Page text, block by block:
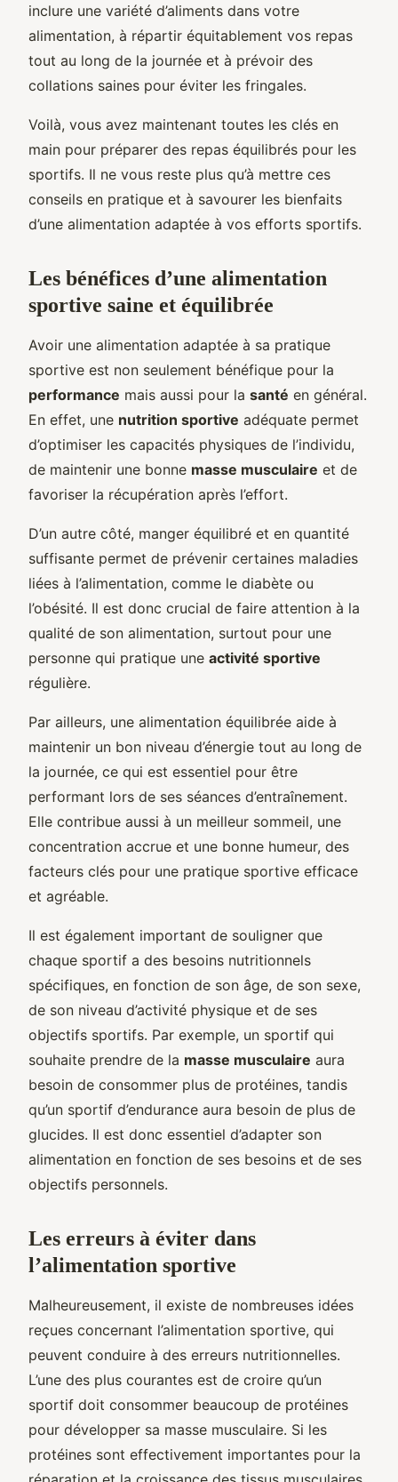
inclure une variété d’aliments dans votre
alimentation, à répartir équitablement vos repas
tout au long de la journée et à prévoir des
collations saines pour éviter les fringales.
Voilà, vous avez maintenant toutes les clés en
main pour préparer des repas équilibrés pour les
sportifs. Il ne vous reste plus qu’à mettre ces
conseils en pratique et à savourer les bienfaits
d’une alimentation adaptée à vos efforts sportifs.
Les bénéfices d’une alimentation
sportive saine et équilibrée
Avoir une alimentation adaptée à sa pratique
sportive est non seulement bénéfique pour la
performance mais aussi pour la santé en général.
En effet, une nutrition sportive adéquate permet
d’optimiser les capacités physiques de l’individu,
de maintenir une bonne masse musculaire et de
favoriser la récupération après l’effort.
D’un autre côté, manger équilibré et en quantité
suffisante permet de prévenir certaines maladies
liées à l’alimentation, comme le diabète ou
l’obésité. Il est donc crucial de faire attention à la
qualité de son alimentation, surtout pour une
personne qui pratique une activité sportive
régulière.
Par ailleurs, une alimentation équilibrée aide à
maintenir un bon niveau d’énergie tout au long de
la journée, ce qui est essentiel pour être
performant lors de ses séances d’entraînement.
Elle contribue aussi à un meilleur sommeil, une
concentration accrue et une bonne humeur, des
facteurs clés pour une pratique sportive efficace
et agréable.
Il est également important de souligner que
chaque sportif a des besoins nutritionnels
spécifiques, en fonction de son âge, de son sexe,
de son niveau d’activité physique et de ses
objectifs sportifs. Par exemple, un sportif qui
souhaite prendre de la masse musculaire aura
besoin de consommer plus de protéines, tandis
qu’un sportif d’endurance aura besoin de plus de
glucides. Il est donc essentiel d’adapter son
alimentation en fonction de ses besoins et de ses
objectifs personnels.
Les erreurs à éviter dans
l’alimentation sportive
Malheureusement, il existe de nombreuses idées
reçues concernant l’alimentation sportive, qui
peuvent conduire à des erreurs nutritionnelles.
L’une des plus courantes est de croire qu’un
sportif doit consommer beaucoup de protéines
pour développer sa masse musculaire. Si les
protéines sont effectivement importantes pour la